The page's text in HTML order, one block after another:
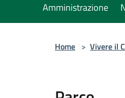
Amministrazione
Home > Vivere il